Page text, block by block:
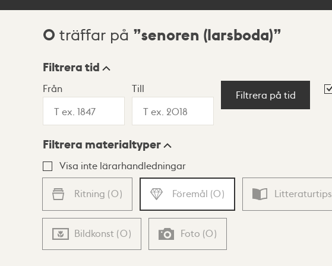
Sökresultat
0 träffar på senoren (larsboda)
Visningsläge
Lista Karta
Filtrera tid
Från Till
Filtrera på tid
Filtrera materialtyper
Visa inte lärarhandledningar
Ritning (0) Föremål (0) Litteraturtips
Bildkonst (0) Foto (0)